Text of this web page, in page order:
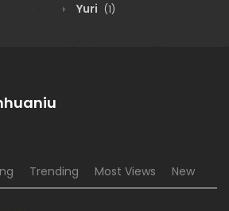
Yuri (1)
Trending Most Views New